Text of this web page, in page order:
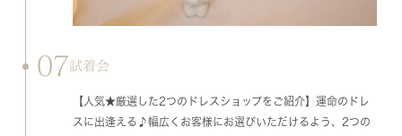
07試着会
【人気★厳選した2つのドレスショップをご紹介】運命のドレ
スに出逢える♪幅広くお客様にお選びいただけるよう、2つの